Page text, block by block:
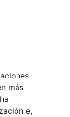
más
e,